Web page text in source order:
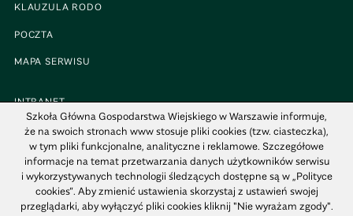
KLAUZULA RODO
POCZTA
MAPA SERWISU
INTRANET
BIP
MAPA KAMPUSU
Szkoła Główna Gospodarstwa Wiejskiego w Warszawie informuje,
że na swoich stronach www stosuje pliki cookies (tzw. ciasteczka),
w tym pliki funkcjonalne, analityczne i reklamowe. Szczegółowe
informacje na temat przetwarzania danych użytkowników serwisu
i wykorzystywanych technologii śledzących dostępne są w „Polityce
cookies”. Aby zmienić ustawienia skorzystaj z ustawień swojej
przeglądarki, aby wyłączyć pliki cookies kliknij "Nie wyrażam zgody".